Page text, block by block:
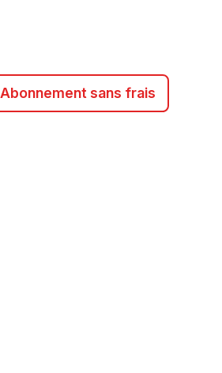
Abonnement sans frais